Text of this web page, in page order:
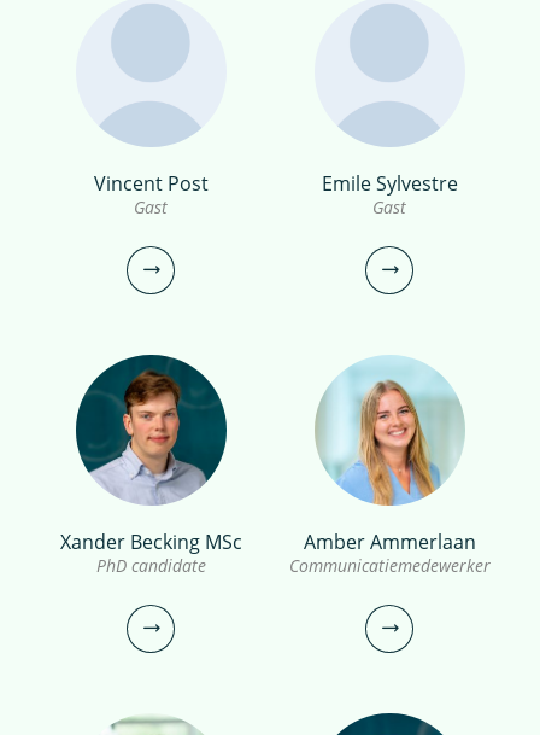
carola.koopmans@kwrwater.nl
bekijk profiel
Marcel.Kerbusch@kwrwater.nl
bekijk profiel
dr.ir. Anurag
Onderzoeker
0306069741
anurag.bhambhani@kwrwater.nl
bekijk profiel
Marc Nijboer MSc
bekijk profiel
Vincent Post
Gast
Vincent Post
Gast
vincent.post@kwrwater.nl
Emile Sylvestre
Gast
Emile Sylvestre
Gast
emile.sylvestre@kwrwater.nl
Xander Becking MSc
PhD candidate
Amber Ammerlaan
Communicatiemedewerker